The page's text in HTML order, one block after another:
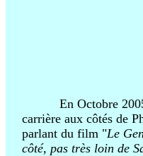
En Octobre
carrière aux côtés de
parlant du film "Le
côté, pas très loin de